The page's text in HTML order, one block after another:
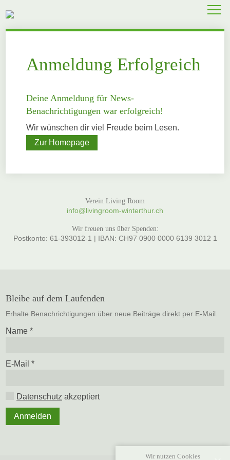
ÜBER UNS
BESTELLEN
KONTAKT
Anmeldung Erfolgreich
Deine Anmeldung für News-
Benachrichtigungen war erfolgreich!
Wir wünschen dir viel Freude beim Lesen.
Zur Homepage
Verein Living Room
info@livingroom-winterthur.ch
Wir freuen uns über Spenden:
Postkonto: 61-393012-1 | IBAN: CH97 0900 0000 6139 3012 1
Bleibe auf dem Laufenden
Erhalte Benachrichtigungen über neue Beiträge direkt per E-Mail.
Name*
E-Mail*
Datenschutz akzeptiert
Wir nutzen Cookies